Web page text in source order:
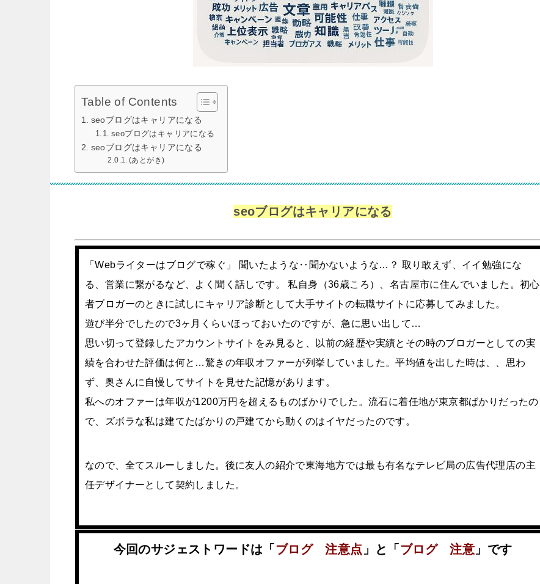
Table of Contents
seoブログはキャリアになる
seoブログはキャリアになる
seoブログはキャリアになる
(あとがき)
seoブログはキャリアになる
「Webライターはブログで稼ぐ」 聞いたような‥聞かないような…？ 取り敢えず、イイ勉強にな
る、営業に繋がるなど、よく聞く話しです。 私自身（36歳ころ）、名古屋市に住んでいました。初心
者ブロガーのときに試しにキャリア診断として大手サイトの転職サイトに応募してみました。
遊び半分でしたので3ヶ月くらいほっておいたのですが、急に思い出して…
思い切って登録したアカウントサイトをみ見ると、以前の経歴や実績とその時のブロガーとしての実
績を合わせた評価は何と…驚きの年収オファーが列挙していました。平均値を出した時は、、思わ
ず、奥さんに自慢してサイトを見せた記憶があります。
私へのオファーは年収が1200万円を超えるものばかりでした。流石に着任地が東京都ばかりだったの
で、ズボラな私は建てたばかりの戸建てから動くのはイヤだったのです。
なので、全てスルーしました。後に友人の紹介で東海地方では最も有名なテレビ局の広告代理店の主
任デザイナーとして契約しました。
今回のサジェストワードは「 ブログ 注意点 」と「 ブログ 注意 」です